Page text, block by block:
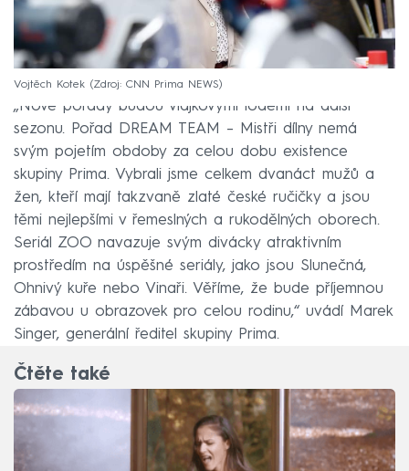
Vojtěch Kotek Zdroj: CNN Prima NEWS
„Nové pořady budou vlajkovými loděmi na další
sezonu. Pořad DREAM TEAM – Mistři dílny nemá
svým pojetím obdoby za celou dobu existence
skupiny Prima. Vybrali jsme celkem dvanáct mužů a
žen, kteří mají takzvaně zlaté české ručičky a jsou
těmi nejlepšími v řemeslných a rukodělných oborech.
Seriál ZOO navazuje svým divácky atraktivním
prostředím na úspěšné seriály, jako jsou Slunečná,
Ohnivý kuře nebo Vinaři. Věříme, že bude příjemnou
zábavou u obrazovek pro celou rodinu,“ uvádí Marek
Singer, generální ředitel skupiny Prima.
Čtěte také